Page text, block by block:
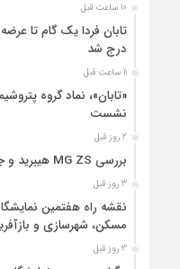
10 ساعت قبل
تابان فردا یک گام تا
درج شد
11 ساعت قبل
«تابان»، نماد گروه
نشست
2 روز قبل
بررسی MG ZS هیبرید و جایگاه آن در بازار خودروهای وارداتی
3 روز قبل
نقشه راه هفتمین
مسکن، شهرسازی و
3 روز قبل